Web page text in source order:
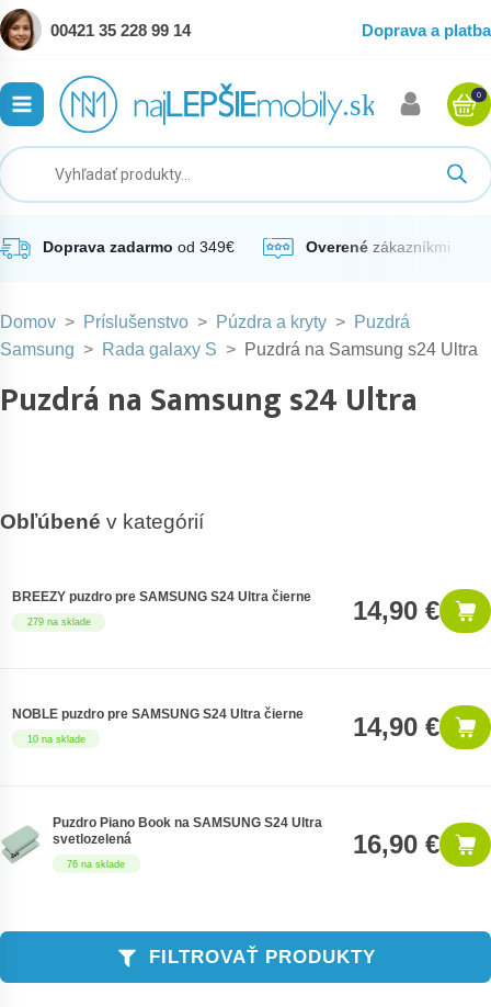
00421 35 228 99 14 Doprava a platba
0
Doprava zadarmo od 349€ Overené zákazníkmi
Domov > Príslušenstvo > Púzdra a kryty > Puzdrá
Samsung > Rada galaxy S > Puzdrá na Samsung s24 Ultra
Puzdrá na Samsung s24 Ultra
Obľúbené v kategórií
279 na sklade
BREEZY puzdro pre SAMSUNG S24 Ultra čierne 14,90 €
10 na sklade
NOBLE puzdro pre SAMSUNG S24 Ultra čierne 14,90 €
76 na sklade
Puzdro Piano Book na SAMSUNG S24 Ultra
svetlozelená
16,90 €
FILTROVAŤ PRODUKTY